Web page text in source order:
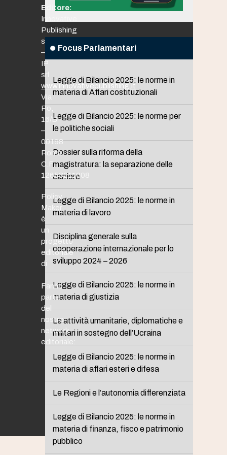
Focus Parlamentari
Legge di Bilancio 2025: le norme in
materia di Affari costituzionali
Legge di Bilancio 2025: le norme per
le politiche sociali
Dossier sulla riforma della
magistratura: la separazione delle
carriere
Legge di Bilancio 2025: le norme in
materia di lavoro
Disciplina generale sulla
cooperazione internazionale per lo
sviluppo 2024 – 2026
Legge di Bilancio 2025: le norme in
materia di giustizia
Le attività umanitarie, diplomatiche e
militari in sostegno dell’Ucraina
Legge di Bilancio 2025: le norme in
materia di affari esteri e difesa
Le Regioni e l’autonomia differenziata
Legge di Bilancio 2025: le norme in
materia di finanza, fisco e patrimonio
pubblico
Editore:
Innovative
Publishing
srl
–
IP
srl
www.innovativepublishing.it
Via
Po,
16/B
–
00198
Roma
C.F.
12653211008
Policy
Maker
è
un
progetto
editoriale
di
Fanno
parte
del
nostro
network
editoriale: